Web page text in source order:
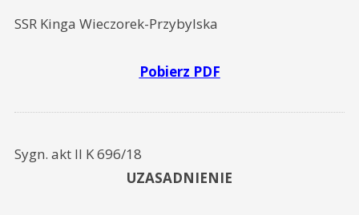
SSR Kinga Wieczorek-Przybylska
Pobierz PDF
Sygn. akt II K 696/18
UZASADNIENIE